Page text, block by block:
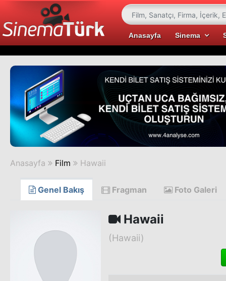
Anasayfa Sinema
Anasayfa Film Hawaii
Genel Bakış Fragman Foto Galeri
Hawaii
(Hawaii)